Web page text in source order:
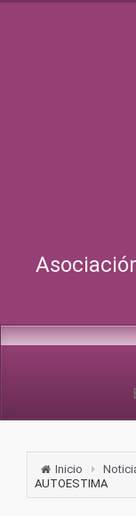
Inicio
AUTOESTIMA